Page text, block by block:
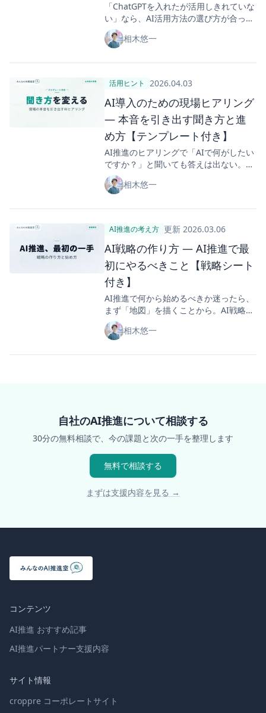
「ChatGPTを入れたが活用しきれていな
い」なら、AI活用方法の選び方が合って
いないのかも。チャットAI・AIワークフ
ロー・AIエージェントなど5つのアプロ
う方法が見つかるフレームワーク付きで
解説します。
相木悠一
活用ヒント 2026.04.03
AI導入のための現場ヒアリング
― 本音を引き出す聞き方と進
め方【テンプレート付き】
AI推進のヒアリングで「AIで何がしたい
ですか？」と聞いても答えは出ない。業
務課題を聞くのは部署、AIで何ができる
か考えるのはAI推進側 ― この役割分担
る。事前準備・本番・施策変換の3ステ
ップをテンプレート付きで紹介。
相木悠一
AI推進の考え方 更新 2026.03.06
AI戦略の作り方 ― AI推進で最
初にやるべきこと【戦略シート
付き】
AI推進で何から始めるべきか迷ったら、
まず「地図」を描くことから。AI戦略シ
ートの策定方法を5ステップで解説し、
施策の優先順位を「数珠繋ぎ」フレーム
ルフチェックシート付きで、自社の現在
相木悠一
自社のAI推進について相談する
30分の無料相談で、今の課題と次の一手を整理します
無料で相談する
まずは支援内容を見る →
コンテンツ
AI推進 おすすめ記事
AI推進パートナー支援内容
サイト情報
croppre コーポレートサイト